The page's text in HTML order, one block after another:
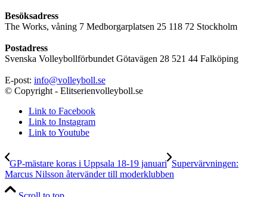
Besöksadress
The Works, våning 7 Medborgarplatsen 25 118 72 Stockholm
Postadress
Svenska Volleybollförbundet Götavägen 28 521 44 Falköping
E-post: info@volleyboll.se
© Copyright - Elitserienvolleyboll.se
Link to Facebook
Link to Instagram
Link to Youtube
GP-mästare koras i Uppsala 18-19 januari Supervärvningen:
Marcus Nilsson återvänder till moderklubben